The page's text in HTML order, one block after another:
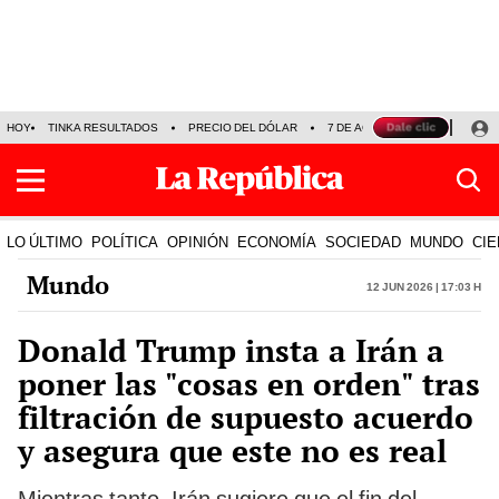
HOY TINKA RESULTADOS PRECIO DEL DÓLAR 7 DE AGOSTO OLLANTA
LO ÚLTIMO POLÍTICA OPINIÓN ECONOMÍA SOCIEDAD MUNDO
Mundo 12 Jun 2026 | 17:03 h
Donald Trump insta a Irán a
poner las "cosas en orden" tras
filtración de supuesto acuerdo
y asegura que este no es real